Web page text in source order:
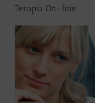
Terapia On-line